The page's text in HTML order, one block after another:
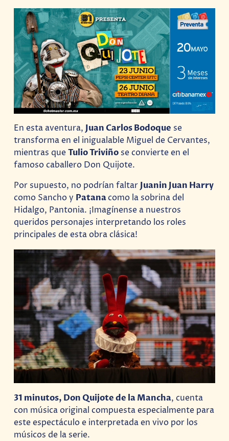
En esta aventura, Juan Carlos Bodoque se
transforma en el inigualable Miguel de Cervantes,
mientras queTulio Triviño se convierte en el
famoso caballero Don Quijote.
Por supuesto, no podrían faltar Juanin Juan Harry
como Sancho y Patanacomo la sobrina del
Hidalgo, Pantonia. ¡Imagínense a nuestros
queridos personajes interpretando los roles
principales de esta obra clásica!
31 minutos, Don Quijote de la Mancha, cuenta
con música original compuesta especialmente para
este espectáculo e interpretada en vivo por los
músicos de la serie.